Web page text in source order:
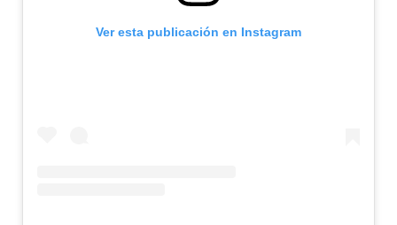
Ver esta publicación en Instagram